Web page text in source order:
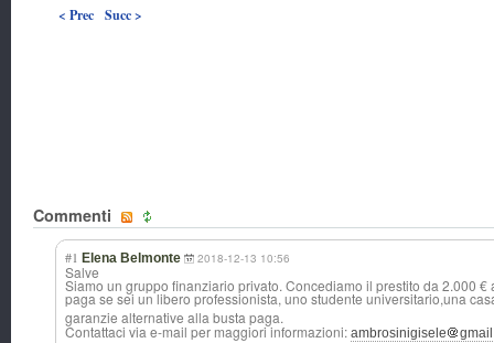
< Prec Succ >
Commenti
#1 Elena Belmonte 2018-12-13 10:56
Salve
Siamo un gruppo finanziario privato. Concediamo il prestito da 2.000
paga se sei un libero professionista, uno studente universitario,una
garanzie alternative alla busta paga.
Contattaci via e-mail per maggiori informazioni: ambrosinigisele